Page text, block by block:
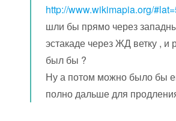
http://www.wikimapia.org/
шли бы прямо через
эстакаде через ЖД ветку ,
был бы ?
Ну а потом можно было бы
полно дальше для